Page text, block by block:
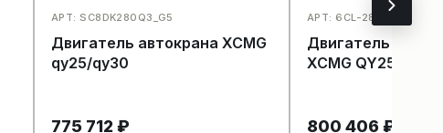
АРТ: SC8DK280Q3_G5
Двигатель автокрана XCMG
qy25/qy30
775 712₽
АРТ: 6CL-280-2_3810
Двигатель для
XCMG QY25k-II
800 406 ₽